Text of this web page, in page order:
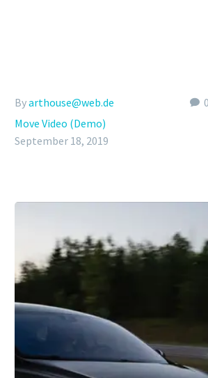
0
Byarthouse@web.de
Move Video (Demo)
September 18, 2019